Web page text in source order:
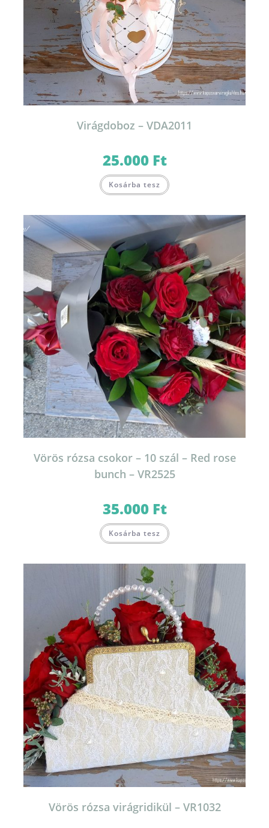
Virágdoboz – VDA2011
25.000 Ft
Kosárba tesz
Vörös rózsa csokor – 10 szál – Red rose
bunch – VR2525
35.000 Ft
Kosárba tesz
Vörös rózsa virágridikül – VR1032